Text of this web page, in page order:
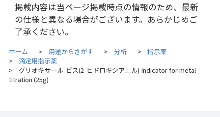
掲載内容は当ページ掲載時点の情報のため、最新
の仕様と異なる場合がございます。あらかじめご
了承ください。
ホーム > 用途からさがす > 分析 > 指示薬
> 滴定用指示薬
>
グリオキサール-ビス(2-ヒドロキシアニル) Indicator for metal
titration (25g)